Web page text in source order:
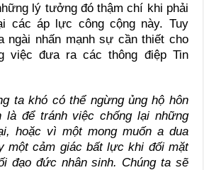
lý tưởng đó thậm chí khi phải
các áp lực công cộng này. Tuy
ngài nhấn mạnh sự cần thiết cho
việc đưa ra các thông điệp Tin
ta khó có thể ngừng ủng hộ hôn
là để tránh việc chống lại những
hoặc vì một mong muốn a dua
một cảm giác bất lực khi đối mặt
đạo đức nhân sinh. Chúng ta sẽ